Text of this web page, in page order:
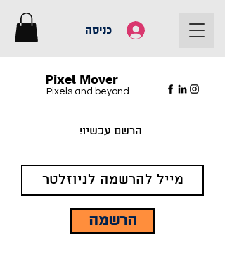
כניסה
Pixel Mover
Pixels and beyond
הרשם עכשיו!
הרשמה